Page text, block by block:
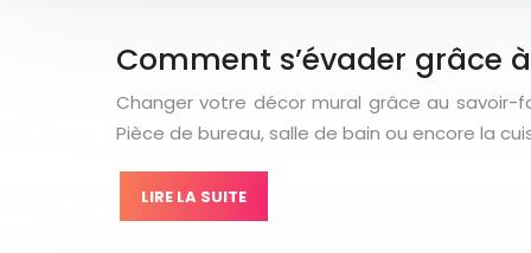
Comment s’évader grâce
Changer votre décor mural grâce au savoir-
Pièce de bureau, salle de bain ou encore la
LIRE LA SUITE